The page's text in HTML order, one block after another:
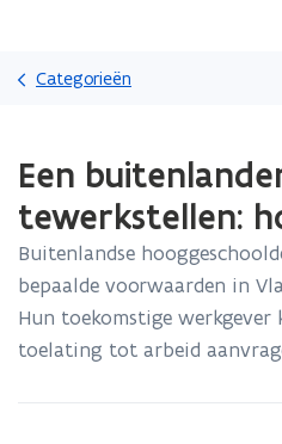
Categorieën
met
laden.
bevindt
zich
op:
Een
buitenlander
Een
tewerkstellen:
Buitenlandse
bepaalde voorwaarden in
Hun toekomstige werkgever
toelating tot arbeid